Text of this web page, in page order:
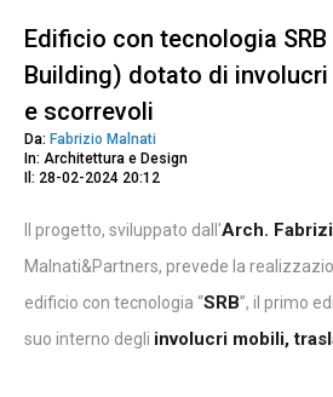
Edificio con tecnologia
Building) dotato di
e scorrevoli
Da: Fabrizio Malnati
In: Architettura e Design
Il: 28-02-2024 20:12
Il progetto, sviluppato dall'Arch.
Malnati&Partners, prevede la
edificio con tecnologia “SRB”, il primo
suo interno degli involucri mobili,